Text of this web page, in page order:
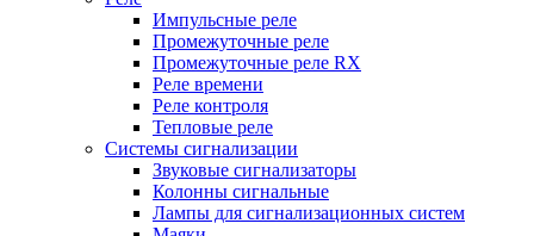
Импульсные реле
Промежуточные реле
Промежуточные реле RX
Реле времени
Реле контроля
Тепловые реле
Системы сигнализации
Звуковые сигнализаторы
Колонны сигнальные
Лампы для сигнализационных систем